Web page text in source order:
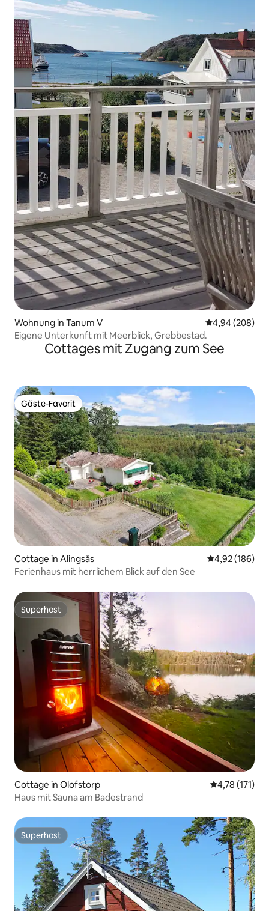
Wohnung in Tanum V
4,94 (208)
Eigene Unterkunft mit Meerblick, Grebbestad.
Cottages mit Zugang zum See
Gäste-Favorit
Gäste-Favorit
Cottage in Alingsås
4,92 (186)
Ferienhaus mit herrlichem Blick auf den See
Superhost
Superhost
Cottage in Olofstorp
4,78 (171)
Haus mit Sauna am Badestrand
Superhost
Superhost